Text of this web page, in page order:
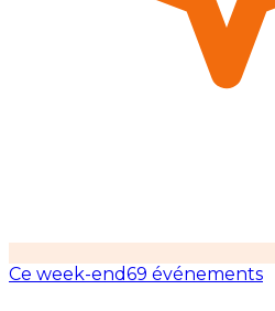
Ce week-end69 événements